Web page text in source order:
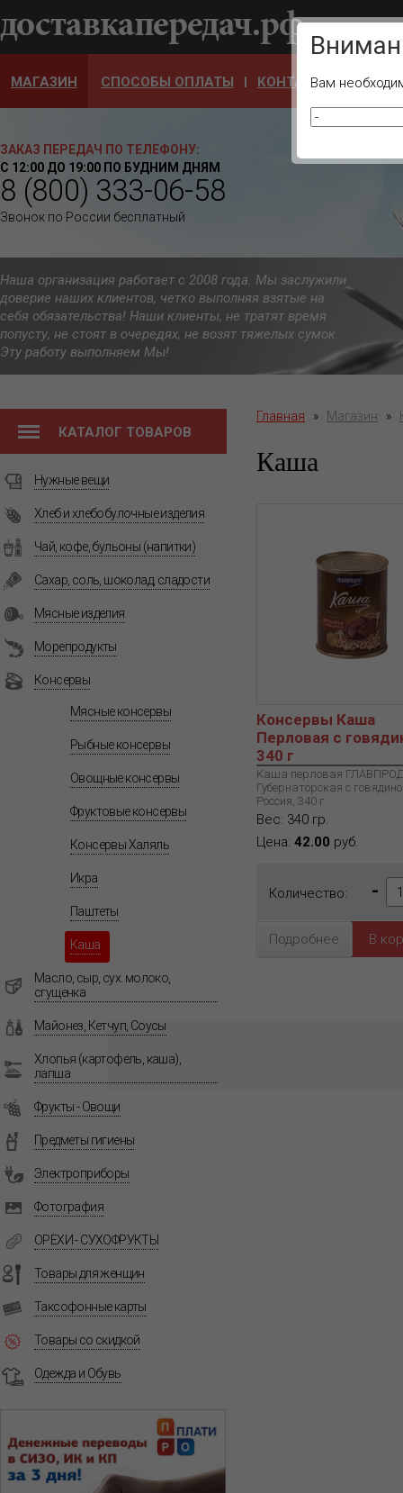
Ваш
МАГАЗИН СПОСОБЫ ОПЛАТЫ КОНТАКТЫ
ЗАКАЗ ПЕРЕДАЧ ПО ТЕЛЕФОНУ:
С 12:00 ДО 19:00 ПО БУДНИМ ДНЯМ
8 (800) 333-06-58
Звонок по России бесплатный
Наша организация работает с 2008 года. Мы заслужили
доверие наших клиентов, четко выполняя взятые на
себя обязательства! Наши клиенты, не тратят время
попусту, не стоят в очередях, не возят тяжелых сумок.
Эту работу выполняем Мы!
КАТАЛОГ ТОВАРОВ
Нужные вещи
Хлеб и хлебобулочные изделия
Чай, кофе, бульоны (напитки)
Сахар, соль, шоколад, сладости
Мясные изделия
Морепродукты
Консервы
Мясные консервы
Рыбные консервы
Овощные консервы
Фруктовые консервы
Консервы Халяль
Икра
Паштеты
Каша
Масло, сыр, сух. молоко,
сгущенка
Майонез, Кетчуп, Соусы
Хлопья (картофель, каша),
лапша
Фрукты - Овощи
Предметы гигиены
Электроприборы
Фотография
ОРЕХИ - СУХОФРУКТЫ
Товары для женщин
Таксофонные карты
Товары со скидкой
Одежда и Обувь
Главная » Магазин »
Каша
Консервы Каша
Перловая с
340 г
Каша перловая
Губернаторская с
Россия, 340 г
Вес: 340 гр.
Цена: 42.00 руб.
Количество: -
Подробнее
Вам